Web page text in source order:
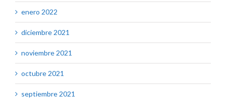
enero 2022
diciembre 2021
noviembre 2021
octubre 2021
septiembre 2021